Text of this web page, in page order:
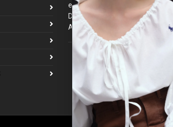
Darbo laikas: I-V 8:00-17:00
Atsakymas per 1-3 darbo dienas
Mus galite rasti